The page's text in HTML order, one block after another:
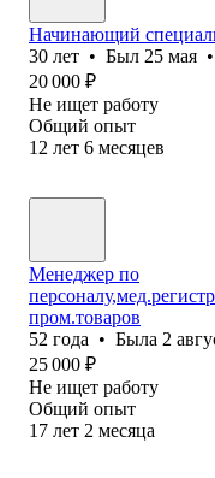
Начинающий
30 лет • Был 25 мая •
20 000 ₽
Не ищет работу
Общий опыт
12 лет 6 месяцев
Менеджер по
пром.товаров
52 года • Была 2
25 000 ₽
Не ищет работу
Общий опыт
17 лет 2 месяца